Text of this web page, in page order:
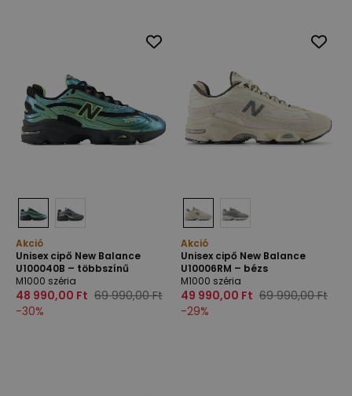
Akció
Unisex cipő New Balance
U100040B – többszínű
M1000 széria
48 990,00 Ft 69 990,00 Ft
-30%
Akció
Unisex cipő New Balance
U10006RM – bézs
M1000 széria
49 990,00 Ft 69 990,00 Ft
-29%